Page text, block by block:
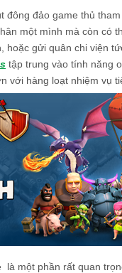
đông đảo game thủ
một mình mà còn có
hoặc gửi quân chi viện
tập trung vào tính năng
với hàng loạt nhiệm vụ
là một phần rất quan